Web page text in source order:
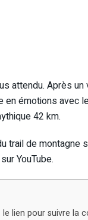
attendu. Après un
émotions avec
42 km.
trail de montagne
YouTube.
lien pour suivre la